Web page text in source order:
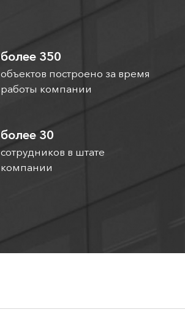
более 350
объектов построено за время
работы компании
более 30
сотрудников в штате
компании